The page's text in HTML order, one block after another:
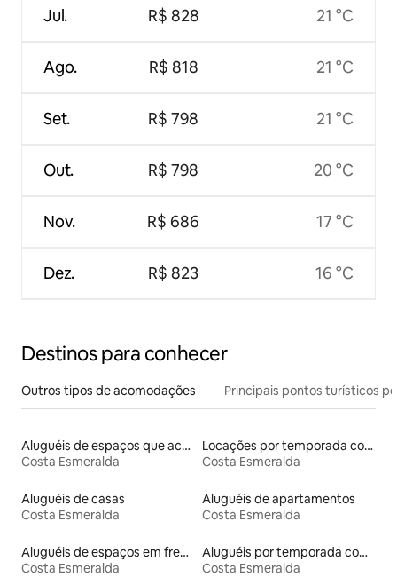
Jul.
Ago.
Set.
Out.
Nov.
Dez.
R$ 828
R$ 818
R$ 798
R$ 798
R$ 686
R$ 823
21 °C
21 °C
21 °C
20 °C
17 °C
16 °C
Destinos para conhecer
Outros tipos de acomodações Principais pontos turísticos
Aluguéis de espaços que aceitam animais de estimação
Costa Esmeralda
Locações por temporada com piscina
Costa Esmeralda
Aluguéis de casas
Costa Esmeralda
Aluguéis de apartamentos
Costa Esmeralda
Aluguéis de espaços em frente à praia
Costa Esmeralda
Aluguéis por temporada com acesso à praia
Costa Esmeralda